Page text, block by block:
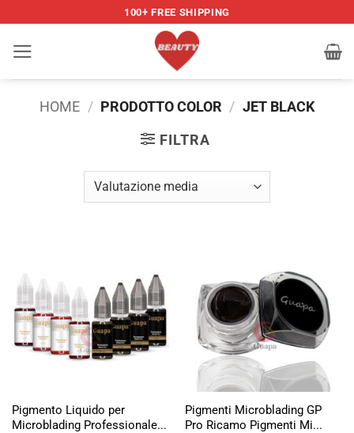
contenuti
100+ FREE SHIPPING
HOME / PRODOTTO COLOR / JET BLACK
FILTRA
Pigmento Liquido per
Microblading Professionale...
Pigmenti Microblading GP
Pro Ricamo Pigmenti Mi...